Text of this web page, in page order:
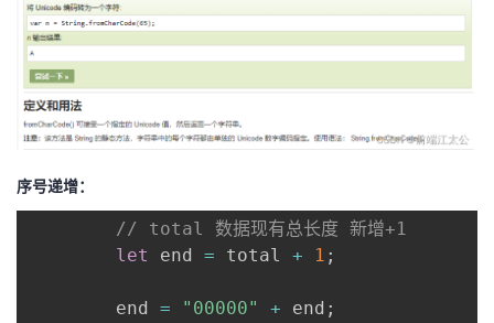
序号递增：
// total 数据现有总长度 新增+1
let
end = total + 1 ;
        end
= "00000" + end ;